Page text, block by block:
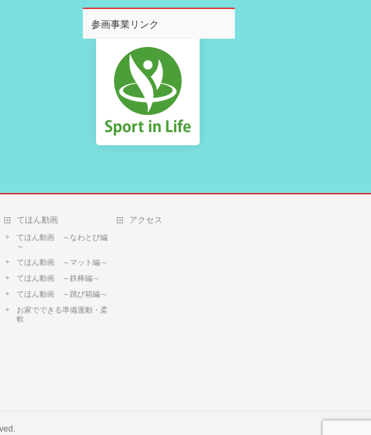
参画事業リンク
てほん動画
てほん動画 ～なわとび編
～
てほん動画 ～マット編～
てほん動画 ～鉄棒編～
てほん動画 ～跳び箱編～
お家でできる準備運動・柔
軟
アクセス